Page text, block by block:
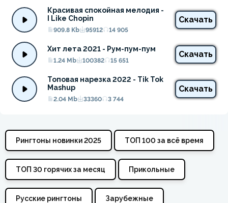
Красивая спокойная мелодия -
I Like Chopin
909.8 Kb 95912 14 905
Скачать
Хит лета 2021 - Рум-пум-пум
1.24 Mb 100382 15 651
Скачать
Топовая нарезка 2022 - Tik Tok
Mashup
2.04 Mb 33360 3 744
Скачать
Рингтоны новинки 2025 ТОП 100 за всё время
ТОП 30 горячих за месяц Прикольные
Русские рингтоны Зарубежные